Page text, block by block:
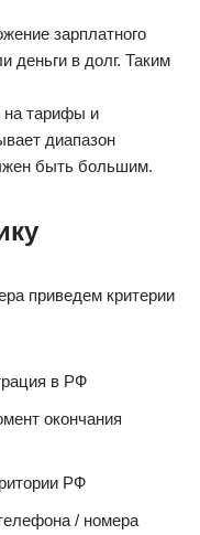
зарплатного
деньги в долг. Таким
на тарифы и
диапазон
быть большим.
приведем критерии
в РФ
окончания
РФ
/ номера